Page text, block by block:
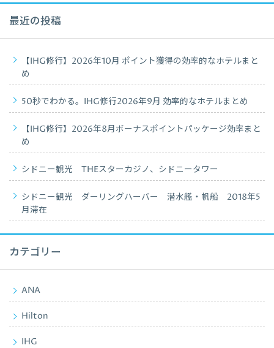
最近の投稿
【IHG修行】2026年10月 ポイント獲得の効率的なホテルまと
め
50秒でわかる。IHG修行2026年9月 効率的なホテルまとめ
【IHG修行】2026年8月ボーナスポイントパッケージ効率まと
め
シドニー観光 THEスターカジノ、シドニータワー
シドニー観光 ダーリングハーバー 潜水艦・帆船 2018年5
月滞在
カテゴリー
ANA
Hilton
IHG